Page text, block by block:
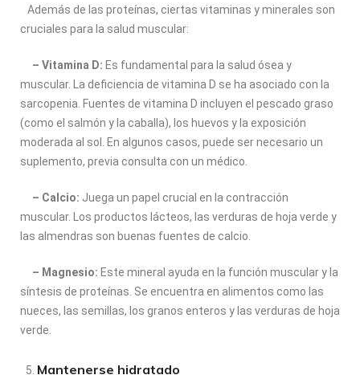
Además de las proteínas, ciertas vitaminas y minerales son
cruciales para la salud muscular:
– Vitamina D: Es fundamental para la salud ósea y
muscular. La deficiencia de vitamina D se ha asociado con la
sarcopenia. Fuentes de vitamina D incluyen el pescado graso
(como el salmón y la caballa), los huevos y la exposición
moderada al sol. En algunos casos, puede ser necesario un
suplemento, previa consulta con un médico.
– Calcio: Juega un papel crucial en la contracción
muscular. Los productos lácteos, las verduras de hoja verde y
las almendras son buenas fuentes de calcio.
– Magnesio: Este mineral ayuda en la función muscular y la
síntesis de proteínas. Se encuentra en alimentos como las
nueces, las semillas, los granos enteros y las verduras de hoja
verde.
Mantenerse hidratado